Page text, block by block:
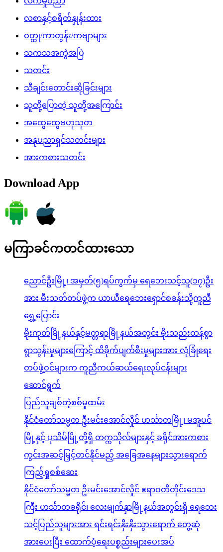
လစာနှင့်စရိတ်နှုန်းထား
ဝတ္ထု/ကာတွန်း/ကဗျာများ
သကသအကွဲအပြဲ
သတင်း
သီချင်းတောင်းဆိုခြင်းများ
သူတို့ပြောတဲ့ သူတို့အကြောင်း
အထွေထွေဗဟုသုတ
အနုပညာရှင်သတင်းများ
အားကစားသတင်း
Download App
မကြာခင်ကတင်ထားသော
ညောင်ဦးမြို့၊ အမှတ်(၅)ရပ်ကွက်မှ ရေဘေးသင့်သူ(၁၇)ဦး
အား မီးသတ်တပ်ဖွဲ့က ယာယီရေဘေးရှောင်စခန်းသို့ကူညီ
ရွှေ့ပြောင်း
မိုးကုတ်မြို့နယ်နှင့်မတ္တရာမြို့နယ်အတွင်း မိုးသည်းထန်စွာ
ရွာသွန်းမှုများကြောင့် ထိခိုက်ပျက်စီးမှုများအား လုံခြုံရေး
တပ်ဖွဲ့ဝင်များက ကူညီကယ်ဆယ်ရေးလုပ်ငန်းများ
ဆောင်ရွက်
ပြည်သူချစ်တဲ့စစ်မှုထမ်း
နိုင်ငံတော်သမ္မတ ဦးမင်းအောင်လှိုင် ဟင်္သာတမြို့၊ မအူပင်
မြို့နှင့် ပုသိမ်မြို့တို့ရှိ တက္ကသိုလ်များနှင့် ခရိုင်အားကစား
ကွင်းအဆင့်မြှင့်တင်နိုင်မည့် အခြေအနေများသွားရောက်
ကြည့်ရှုစစ်ဆေး
နိုင်ငံတော်သမ္မတ ဦးမင်းအောင်လှိုင် ဧရာဝတီတိုင်းဒေသ
ကြီး ဟင်္သာတခရိုင်၊ လေးမျက်နှာမြို့နယ်အတွင်းရှိ ရေဘေး
သင့်ပြည်သူများအား ရင်းရင်းနှီးနှီးသွားရောက် တွေ့ဆုံ
အားပေးပြီး ထောက်ပံ့ရေးပစ္စည်းများပေးအပ်